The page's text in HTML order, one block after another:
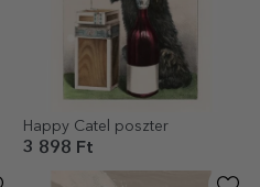
Happy Catel poszter
3 898 Ft